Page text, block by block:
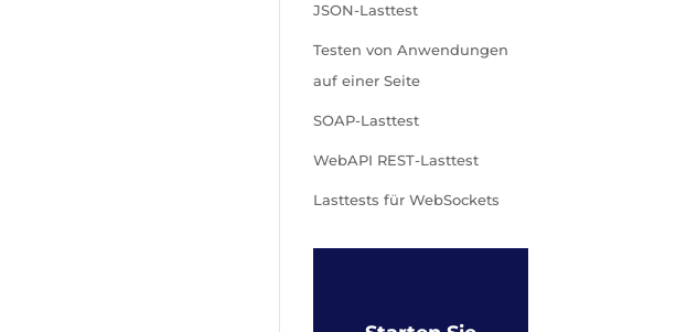
JSON-Lasttest
Testen von Anwendungen
auf einer Seite
SOAP-Lasttest
WebAPI REST-Lasttest
Lasttests für WebSockets